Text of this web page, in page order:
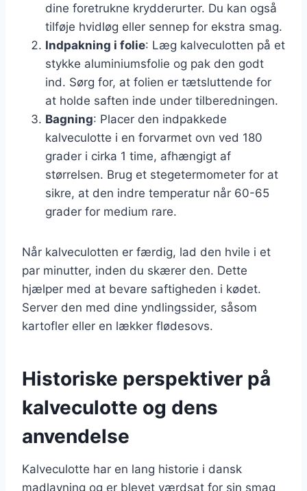
dine foretrukne krydderurter. Du kan også
tilføje hvidløg eller sennep for ekstra smag.
Indpakning i folie: Læg kalveculotten på et
stykke aluminiumsfolie og pak den godt
ind. Sørg for, at folien er tætsluttende for
at holde saften inde under tilberedningen.
Bagning: Placer den indpakkede
kalveculotte i en forvarmet ovn ved 180
grader i cirka 1 time, afhængigt af
størrelsen. Brug et stegetermometer for at
sikre, at den indre temperatur når 60-65
grader for medium rare.
Når kalveculotten er færdig, lad den hvile i et
par minutter, inden du skærer den. Dette
hjælper med at bevare saftigheden i kødet.
Server den med dine yndlingssider, såsom
kartofler eller en lækker flødesovs.
Historiske perspektiver på
kalveculotte og dens
anvendelse
Kalveculotte har en lang historie i dansk
madlavning og er blevet værdsat for sin smag